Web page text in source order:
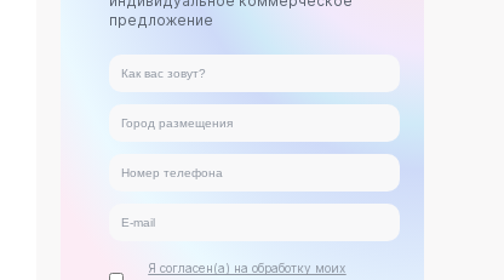
предложение
Я согласен(а) на обработку моих